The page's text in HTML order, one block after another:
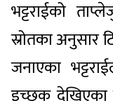
भट्टराईको
स्रोतका अनुसार
जनाएका